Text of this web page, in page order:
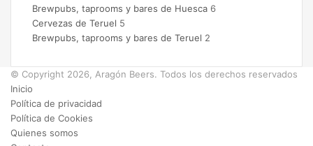
Brewpubs, taprooms y bares de Huesca 6
Cervezas de Teruel 5
Brewpubs, taprooms y bares de Teruel 2
© Copyright 2026, Aragón Beers. Todos los derechos reservados
Inicio
Política de privacidad
Política de Cookies
Quienes somos